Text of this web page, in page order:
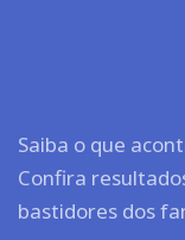
Saiba o que
Confira
bastidores dos